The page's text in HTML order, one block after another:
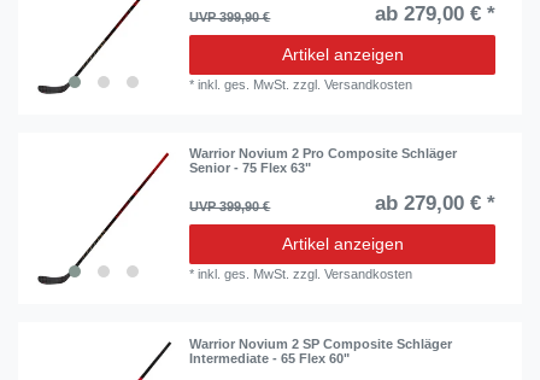
UVP 399,90 € ab 279,00 € *
Artikel anzeigen
*inkl. ges. MwSt. zzgl.Versandkosten
Warrior Novium 2 Pro Composite Schläger
Senior - 75 Flex 63"
UVP 399,90 € ab 279,00 € *
Artikel anzeigen
*inkl. ges. MwSt. zzgl.Versandkosten
Warrior Novium 2 SP Composite Schläger
Intermediate - 65 Flex 60"